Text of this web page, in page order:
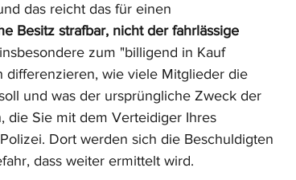
das reicht das für einen
Besitz strafbar, nicht der fahrlässige
zum "billigend in Kauf
differenzieren, wie viele Mitglieder die
und was der ursprüngliche Zweck der
die Sie mit dem Verteidiger Ihres
Dort werden sich die Beschuldigten
dass weiter ermittelt wird.